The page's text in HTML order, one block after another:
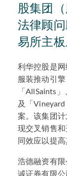
股集团
法律顾
易所主板
利华控股是
服装推动引
「AllSaints
及「
案。该集团
现交叉销售
同效应以提高
浩德融资有
诚证券有限